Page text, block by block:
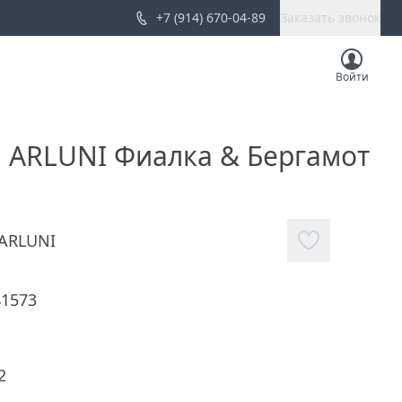
+7 (914) 670-04-89 Заказать звонок
Войти
Фиалка & Бергамот